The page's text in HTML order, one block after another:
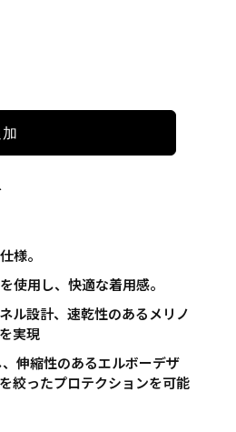
様。
使用し、快適な着用感。
ル設計、速乾性のあるメリノ
実現
伸縮性のあるエルボーデザ
絞ったプロテクションを可能